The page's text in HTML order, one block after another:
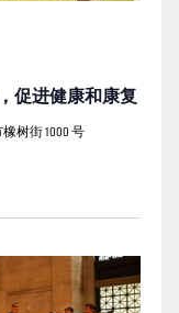
促进健康和康复
树街 1000 号